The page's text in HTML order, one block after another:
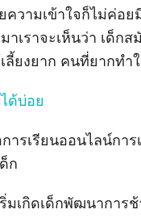
วามเข้าใจก็ไม่ค่อย
เราจะเห็นว่า เด็กส
ลี้ยงยาก คนที่ยากทำ
ด้บ่อย
ารเรียนออนไลน์กา
ก
มเกิดเด็กพัฒนาการ